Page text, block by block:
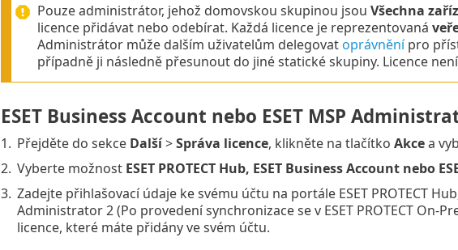
Pouze administrátor, jehož domovskou skupinou jsou Všechna
licence přidávat nebo odebírat. Každá licence je reprezentovaná
Administrátor může dalším uživatelům delegovatoprávněnípro
případně ji následně přesunout do jiné statické skupiny. Licence
ESET Business Account nebo ESET MSP
1. Přejděte do sekce Další>Správa licence, klikněte na tlačítko Akcea
2. Vyberte možnost ESET PROTECT Hub, ESET Business Account nebo
3. Zadejte přihlašovací údaje ke svému účtu na portále ESET PROTECT
Administrator 2 (Po provedení synchronizace se v ESET PROTECT On-
licence, které máte přidány ve svém účtu.